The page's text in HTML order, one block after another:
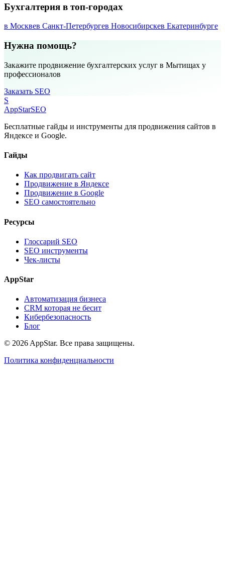
Бухгалтерия в топ-городах
в Москвев Санкт-Петербургев Новосибирскев Екатеринбурге
Нужна помощь?
Закажите продвижение бухгалтерских услуг в Мытищах у
профессионалов
Заказать SEO
S
AppStarSEO
Бесплатные гайды и инструменты для продвижения сайтов в
Яндексе и Google.
Гайды
Как продвигать сайт
Продвижение в Яндексе
Продвижение в Google
SEO самостоятельно
Ресурсы
Глоссарий SEO
SEO инструменты
Чек-листы
AppStar
Автоматизация бизнеса
CRM которая не бесит
Кибербезопасность
Блог
© 2026 AppStar. Все права защищены.
Политика конфиденциальности